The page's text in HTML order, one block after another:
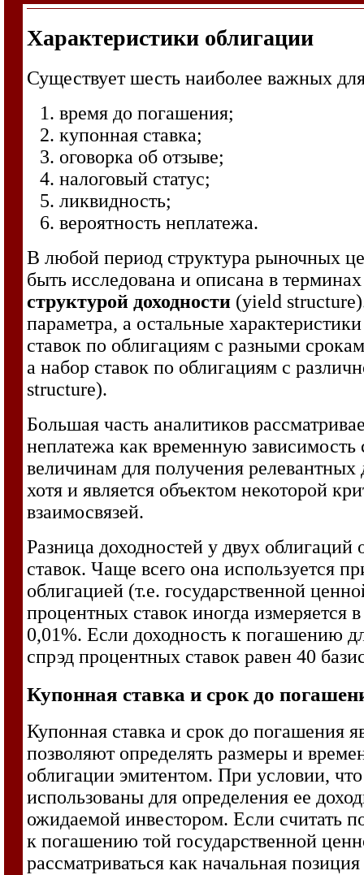
Характеристики облигации
Существует шесть наиболее важных
время до погашения;
купонная ставка;
оговорка об отзыве;
налоговый статус;
ликвидность;
вероятность неплатежа.
В любой период структура рыночных
быть исследована и описана в
структурой доходности (yield
параметра, а остальные
ставок по облигациям с разными
а набор ставок по облигациям с
structure).
Большая часть аналитиков
неплатежа как временную
величинам для получения релевантных
хотя и является объектом некоторой
взаимосвязей.
Разница доходностей у двух облигаций
ставок. Чаще всего она используется
облигацией (т.е. государственной
процентных ставок иногда измеряется в
0,01%. Если доходность к погашению
спрэд процентных ставок равен 40
Купонная ставка и срок до
Купонная ставка и срок до погашения
позволяют определять размеры и
облигации эмитентом. При условии,
использованы для определения ее
ожидаемой инвестором. Если считать
к погашению той государственной
рассматриваться как начальная